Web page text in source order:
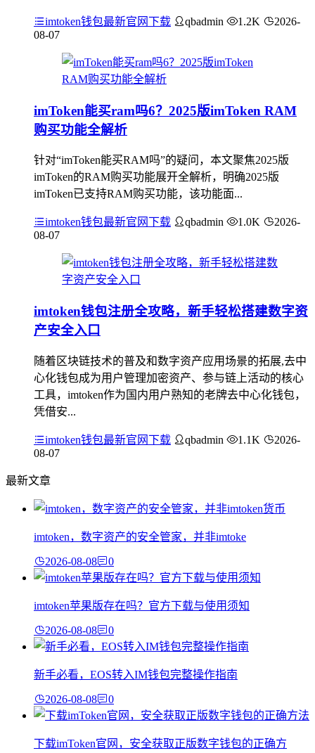
imtoken钱包最新官网下载 qbadmin 1.2K
2026-
08-07
imToken能买ram吗6？2025版imToken RAM
购买功能全解析
针对“imToken能买RAM吗”的疑问，本文聚焦2025版
imToken的RAM购买功能展开全解析，明确2025版
imToken已支持RAM购买功能，该功能面...
imtoken钱包最新官网下载 qbadmin 1.0K
2026-
08-07
imtoken钱包注册全攻略，新手轻松搭建数字资
产安全入口
随着区块链技术的普及和数字资产应用场景的拓展,去中
心化钱包成为用户管理加密资产、参与链上活动的核心
工具，imtoken作为国内用户熟知的老牌去中心化钱包，
凭借安...
imtoken钱包最新官网下载 qbadmin 1.1K
2026-
08-07
最新文章
imtoken，数字资产的安全管家，并非imtoke
2026-08-08 0
imtoken苹果版存在吗？官方下载与使用须知
2026-08-08 0
新手必看，EOS转入IM钱包完整操作指南
2026-08-08 0
下载imToken官网，安全获取正版数字钱包的正确方